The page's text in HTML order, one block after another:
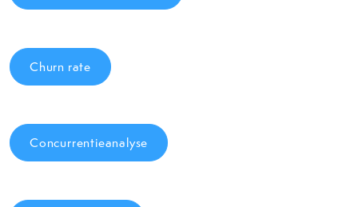
Churn rate
Concurrentieanalyse